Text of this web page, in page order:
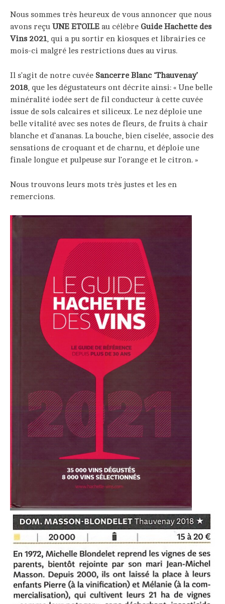
Nous sommes très heureux de vous annoncer que nous
avons reçu UNE ETOILE au célèbre Guide Hachette des
Vins 2021, qui a pu sortir en kiosques et librairies ce
mois-ci malgré les restrictions dues au virus.
Il s’agit de notre cuvée Sancerre Blanc ‘Thauvenay’
2018, que les dégustateurs ont décrite ainsi: « Une belle
minéralité iodée sert de fil conducteur à cette cuvée
issue de sols calcaires et siliceux. Le nez déploie une
belle vitalité avec ses notes de fleurs, de fruits à chair
blanche et d’ananas. La bouche, bien ciselée, associe des
sensations de croquant et de charnu, et déploie une
finale longue et pulpeuse sur l’orange et le citron. »
Nous trouvons leurs mots très justes et les en
remercions.